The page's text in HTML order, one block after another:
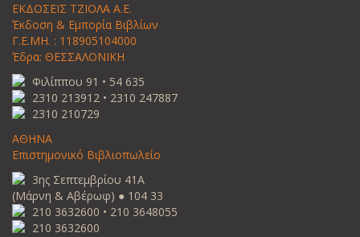
ΕΚΔΟΣΕΙΣ ΤΖΙΟΛΑ Α.Ε.
Έκδοση & Εμπορία Βιβλίων
Γ.Ε.ΜΗ. : 118905104000
Έδρα: ΘΕΣΣΑΛΟΝΙΚΗ
Φιλίππου 91 • 54 635
2310 213912 • 2310 247887
2310 210729
ΑΘΗΝΑ
Επιστημονικό Βιβλιοπωλείο
3ης Σεπτεμβρίου 41Α
(Μάρνη & Αβέρωφ) ● 104 33
210 3632600 • 210 3648055
210 3632600